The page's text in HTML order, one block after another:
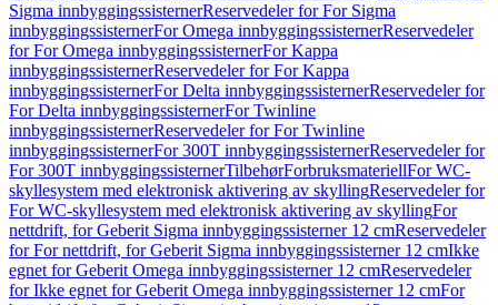
Sigma innbyggingssisternerReservedeler for For Sigma
innbyggingssisternerFor Omega innbyggingssisternerReservedeler
for For Omega innbyggingssisternerFor Kappa
innbyggingssisternerReservedeler for For Kappa
innbyggingssisternerFor Delta innbyggingssisternerReservedeler for
For Delta innbyggingssisternerFor Twinline
innbyggingssisternerReservedeler for For Twinline
innbyggingssisternerFor 300T innbyggingssisternerReservedeler for
For 300T innbyggingssisternerTilbehørForbruksmateriellFor WC-
skyllesystem med elektronisk aktivering av skyllingReservedeler for
For WC-skyllesystem med elektronisk aktivering av skyllingFor
nettdrift, for Geberit Sigma innbyggingssisterner 12 cmReservedeler
for For nettdrift, for Geberit Sigma innbyggingssisterner 12 cmIkke
egnet for Geberit Omega innbyggingssisterner 12 cmReservedeler
for Ikke egnet for Geberit Omega innbyggingssisterner 12 cmFor